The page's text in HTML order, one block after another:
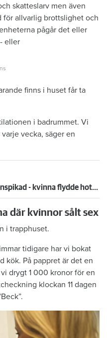
skatteslarv men även
allvarlig brottslighet och
pågår det eller
eller
finns i huset får ta
i badrummet. Vi
vecka, säger en
Flyktvägen var igenspikad - kvinna flydde hotfull man och föll från balkong
där kvinnor sålt sex
i trapphuset.
tidigare har vi bokat
kök. På pappret är det en
drygt 1 000 kronor för en
klockan 11 dagen